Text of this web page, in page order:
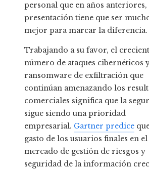
personal que en años anteriores,
presentación tiene que ser
mejor para marcar la diferencia.
Trabajando a su favor, el
número de ataques cibernéticos
ransomware de exfiltración que
continúan amenazando los
comerciales significa que la
sigue siendo una prioridad
empresarial. Gartner predice
gasto de los usuarios finales en el
mercado de gestión de riesgos y
seguridad de la información